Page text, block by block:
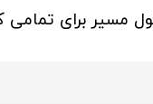
مسیر برای تمامی